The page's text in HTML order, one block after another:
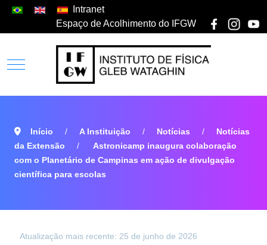
Intranet
Espaço de Acolhimento do IFGW
Início A Instituição Notícias
Notícias
da Extensão
Astronicamp inaugura colaboração
com o Planetário de Campinas em ação de divulgação
científica para escolas
Atualização mais recente: 25 de junho de 2026